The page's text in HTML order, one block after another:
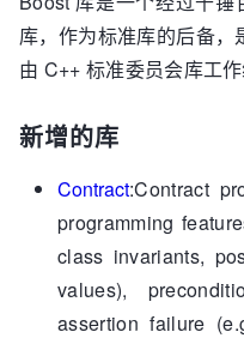
库，作为标准库的后备
由 C++ 标准委员会库工作
新增的库
Contract:Contract
programming
class invariants,
values),
assertion failure